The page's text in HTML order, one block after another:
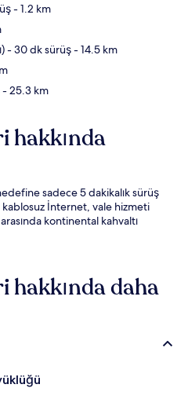
- 1.2 km
- 30 dk sürüş- 14.5 km
- 25.3 km
hakkında
sadece 5 dakikalık sürüş
İnternet, vale hizmeti
kontinental kahvaltı
hakkında daha